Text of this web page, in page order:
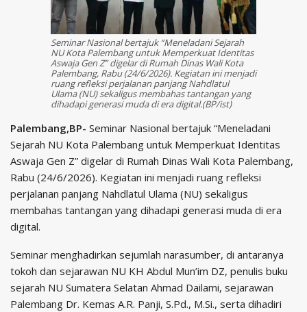
Seminar Nasional bertajuk “Meneladani Sejarah
NU Kota Palembang untuk Memperkuat Identitas
Aswaja Gen Z” digelar di Rumah Dinas Wali Kota
Palembang, Rabu (24/6/2026). Kegiatan ini menjadi
ruang refleksi perjalanan panjang Nahdlatul
Ulama (NU) sekaligus membahas tantangan yang
dihadapi generasi muda di era digital.(BP/ist)
Palembang,BP- Seminar Nasional bertajuk “Meneladani
Sejarah NU Kota Palembang untuk Memperkuat Identitas
Aswaja Gen Z” digelar di Rumah Dinas Wali Kota Palembang,
Rabu (24/6/2026). Kegiatan ini menjadi ruang refleksi
perjalanan panjang Nahdlatul Ulama (NU) sekaligus
membahas tantangan yang dihadapi generasi muda di era
digital.
Seminar menghadirkan sejumlah narasumber, di antaranya
tokoh dan sejarawan NU KH Abdul Mun’im DZ, penulis buku
sejarah NU Sumatera Selatan Ahmad Dailami, sejarawan
Palembang Dr. Kemas A.R. Panji, S.Pd., M.Si., serta dihadiri